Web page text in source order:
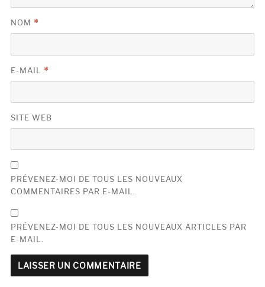
NOM *
E-MAIL *
SITE WEB
PRÉVENEZ-MOI DE TOUS LES NOUVEAUX
COMMENTAIRES PAR E-MAIL.
PRÉVENEZ-MOI DE TOUS LES NOUVEAUX ARTICLES PAR
E-MAIL.